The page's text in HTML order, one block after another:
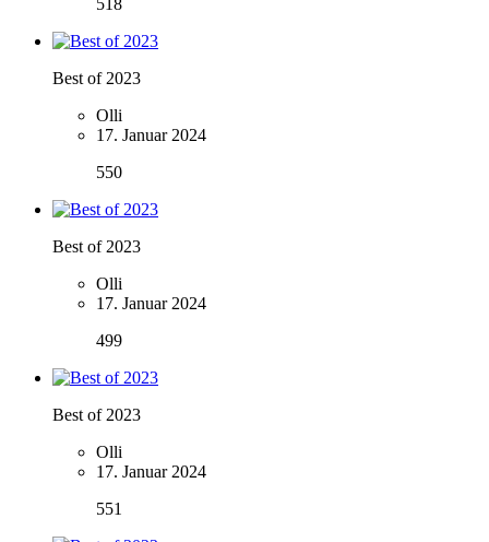
Best of 2023
Olli
17. Januar 2024
550
Best of 2023
Olli
17. Januar 2024
499
Best of 2023
Olli
17. Januar 2024
551